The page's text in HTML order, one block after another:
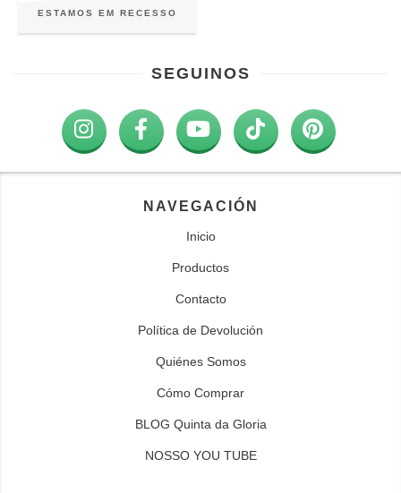
ESTAMOS EM RECESSO
SEGUINOS
NAVEGACIÓN
Inicio
Productos
Contacto
Política de Devolución
Quiénes Somos
Cómo Comprar
BLOG Quinta da Gloria
NOSSO YOU TUBE